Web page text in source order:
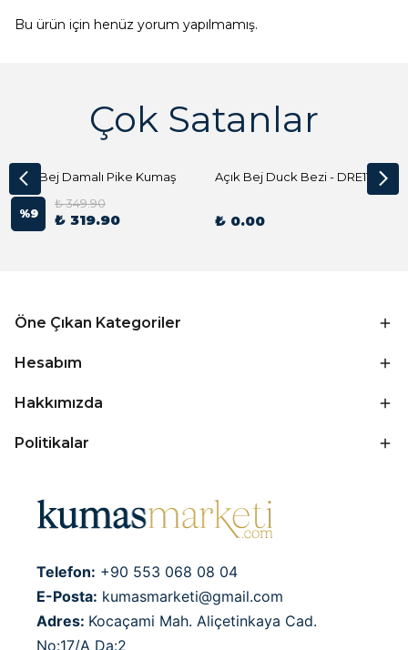
Bu ürün için henüz yorum yapılmamış.
Çok Satanlar
Açık Bej Damalı Pike Kumaş
%9
₺ 349.90
₺ 319.90
Açık Bej Duck Bezi - DRE1144 Kumaş Peçete
₺ 0.00
Öne Çıkan Kategoriler
Hesabım
Hakkımızda
Politikalar
Telefon: +90 553 068 08 04
E-Posta: kumasmarketi@gmail.com
Adres: Kocaçami Mah. Aliçetinkaya Cad.
No:17/A Da:2